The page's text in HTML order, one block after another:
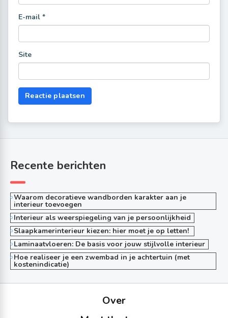
E-mail *
Site
Recente berichten
Waarom decoratieve wandborden karakter aan je
interieur toevoegen
Interieur als weerspiegeling van je persoonlijkheid
Slaapkamerinterieur kiezen: hier moet je op letten!
Laminaatvloeren: De basis voor jouw stijlvolle interieur
Hoe realiseer je een zwembad in je achtertuin (met
kostenindicatie)
Over